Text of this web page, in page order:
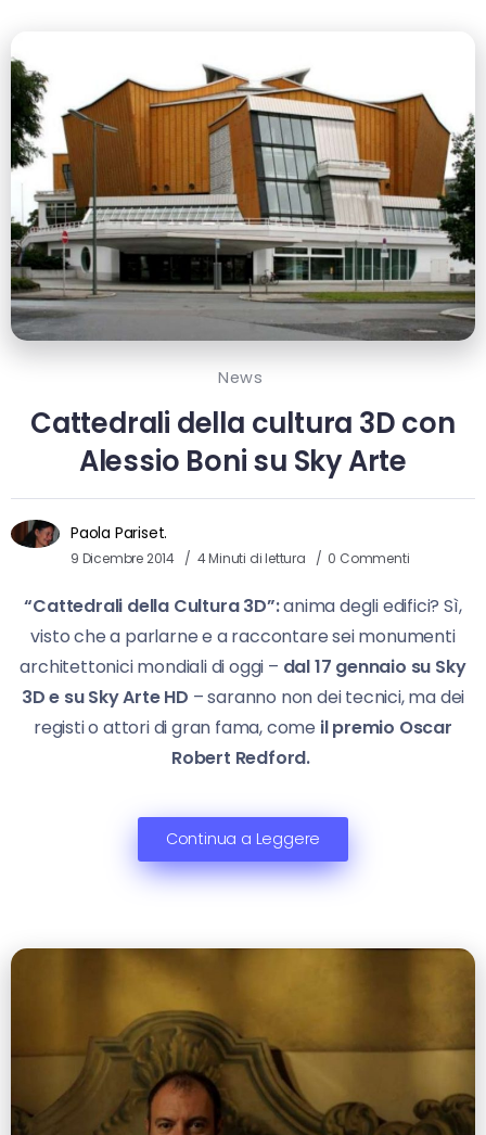
News
Cattedrali della cultura 3D con
Alessio Boni su Sky Arte
Paola Pariset.
9 Dicembre 2014 4 Minuti di lettura 0 Commenti
“Cattedrali della Cultura 3D”:anima degli edifici? Sì,
visto che a parlarne e a raccontare sei monumenti
architettonici mondiali di oggi – dal 17 gennaio su Sky
3D e su Sky Arte HD – saranno non dei tecnici, ma dei
registi o attori di gran fama, come il premio Oscar
Robert Redford.
Continua a Leggere